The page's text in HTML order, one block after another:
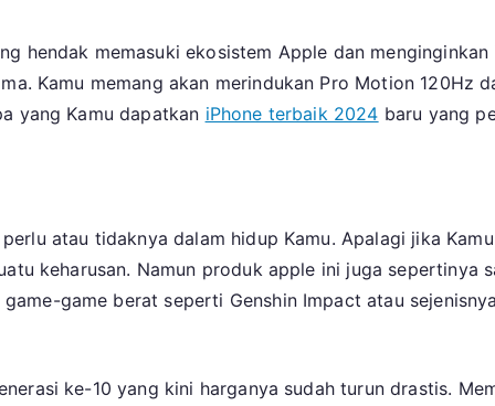
hendak memasuki ekosistem Apple dan
Kamu memang akan merindukan Pro Motion 120Hz
yang Kamu dapatkan iPhone terbaik 2024 baru yang
atau tidaknya dalam hidup Kamu. Apalagi jika
keharusan. Namun produk apple ini juga sepertinya
game berat seperti Genshin Impact atau
ke-10 yang kini harganya sudah turun drastis.